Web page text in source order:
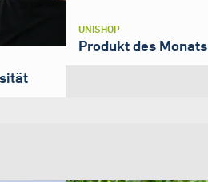
UNISHOP
Produkt des Monats